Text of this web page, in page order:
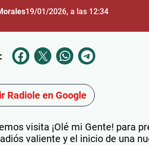
19/01/2026, a las 12:34
Radiole en Google
visita ¡Olé mi Gente! para
valiente y el inicio de una